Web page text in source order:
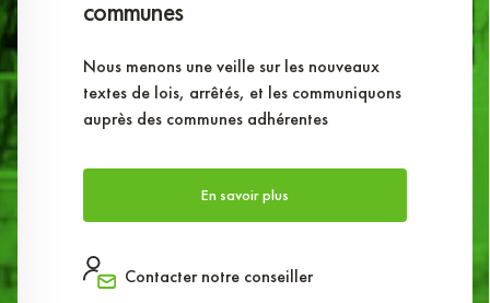
communes
Nous menons une veille sur les nouveaux
textes de lois, arrêtés, et les communiquons
auprès des communes adhérentes
En savoir plus
Contacter notre conseiller